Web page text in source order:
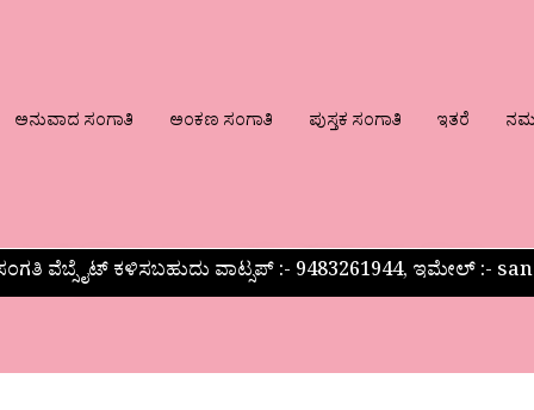
ಅನುವಾದ ಸಂಗಾತಿ ಅಂಕಣ ಸಂಗಾತಿ ಪುಸ್ತಕ ಸಂಗಾತಿ ಇತರೆ
ವೆಬ್ಸೈಟ್ ಕಳಿಸಬಹುದು ವಾಟ್ಸಪ್‌ :- 9483261944, ಇಮೇಲ್ :-